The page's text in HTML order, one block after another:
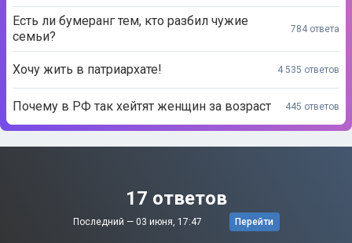
Есть ли бумеранг тем, кто разбил чужие
семьи?
784 ответа
Хочу жить в патриархате! 4 535 ответов
Почему в РФ так хейтят женщин за возраст 445 ответов
17 ответов
Последний — 03 июня, 17:47 Перейти